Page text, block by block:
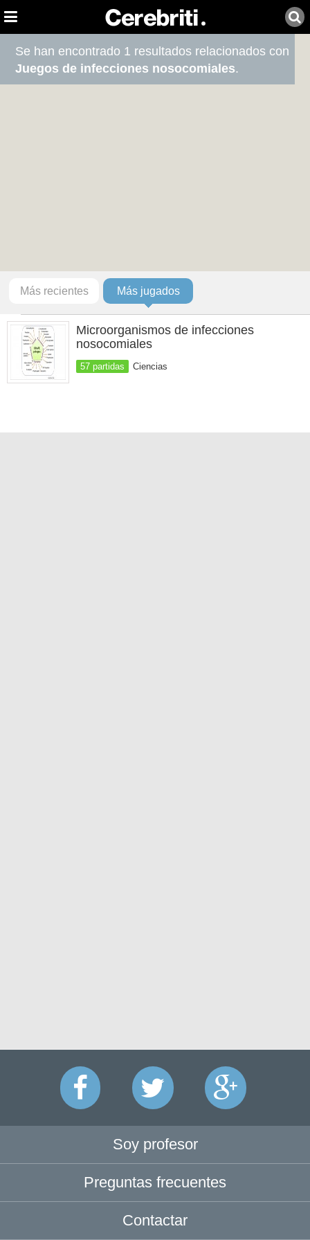
Se han encontrado 1 resultados relacionados con
Juegos de infecciones nosocomiales.
Más recientes Más jugados
Microorganismos de infecciones
nosocomiales
57 partidas Ciencias
Soy profesor
Preguntas frecuentes
Contactar